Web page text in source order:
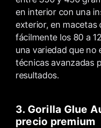
en interior con una
exterior, en macetas
fácilmente los 80 a
una variedad que no
técnicas avanzadas
resultados.
3. Gorilla Glue
precio premium